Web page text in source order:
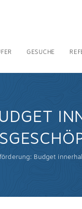
GESUCHE
Budget